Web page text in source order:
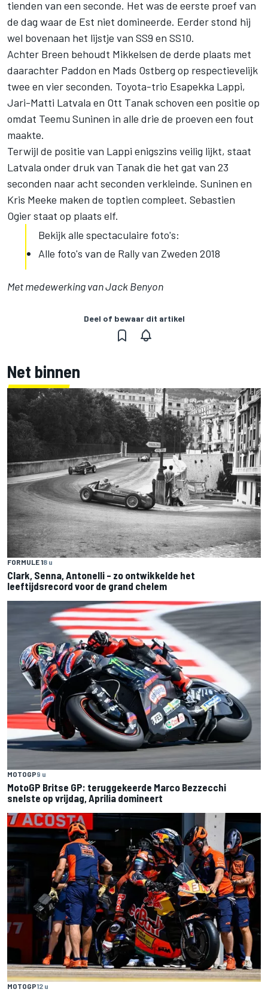
tienden van een seconde. Het was de eerste proef van
de dag waar de Est niet domineerde. Eerder stond hij
wel bovenaan het lijstje van SS9 en SS10.
Achter Breen behoudt Mikkelsen de derde plaats met
daarachter Paddon en Mads Ostberg op respectievelijk
twee en vier seconden. Toyota-trio Esapekka Lappi,
Jari-Matti Latvala en Ott Tanak schoven een positie op
omdat Teemu Suninen in alle drie de proeven een fout
maakte.
Terwijl de positie van Lappi enigszins veilig lijkt, staat
Latvala onder druk van Tanak die het gat van 23
seconden naar acht seconden verkleinde. Suninen en
Kris Meeke maken de toptien compleet. Sebastien
Ogier staat op plaats elf.
Bekijk alle spectaculaire foto's:
Alle foto's van de Rally van Zweden 2018
Met medewerking van Jack Benyon
Deel of bewaar dit artikel
Net binnen
FORMULE 18 u
Clark, Senna, Antonelli – zo ontwikkelde het
leeftijdsrecord voor de grand chelem
MOTOGP9 u
MotoGP Britse GP: teruggekeerde Marco Bezzecchi
snelste op vrijdag, Aprilia domineert
MOTOGP12 u